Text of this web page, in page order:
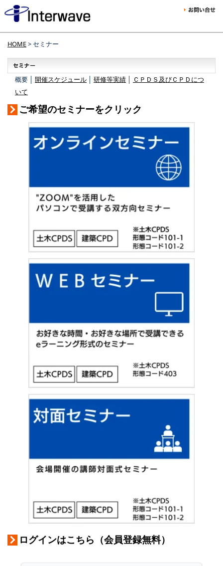
HOME> セミナー
概要 │ 開催スケジュール 研修等実績
ＣＰＤＳ及びＣＰＤにつ
いて
ご希望のセミナーをクリック
ログインはこちら（会員登録無料）